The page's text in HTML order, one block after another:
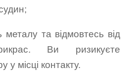
металу та відмовтесь від
Ви ризикуєте
у місці контакту.